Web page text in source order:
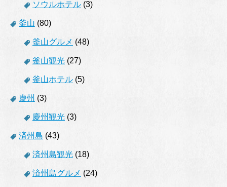
ソウルホテル (3)
釜山 (80)
釜山グルメ (48)
釜山観光 (27)
釜山ホテル (5)
慶州 (3)
慶州観光 (3)
済州島 (43)
済州島観光 (18)
済州島グルメ (24)